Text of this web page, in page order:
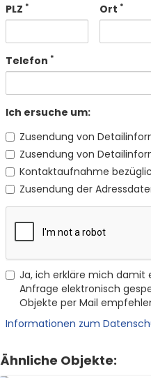
PLZ * Ort *
Telefon *
Ich ersuche um:
Zusendung von
Zusendung von
Kontaktaufnahme
Zusendung der
Ja, ich erkläre mich damit
Anfrage elektronisch
Objekte per Mail
Informationen zum
Ähnliche Objekte: